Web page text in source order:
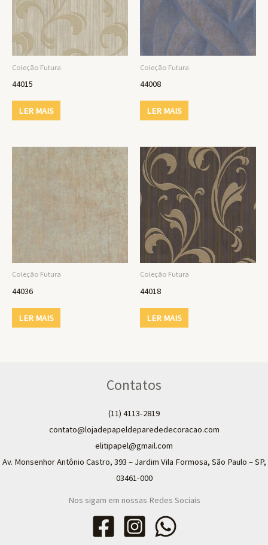
Coleção Futura
44015
LER MAIS
Coleção Futura
44008
LER MAIS
Coleção Futura
44036
LER MAIS
Coleção Futura
44018
LER MAIS
Contatos
(11) 4113-2819
contato@lojadepapeldeparededecoracao.com
elitipapel@gmail.com​
Av. Monsenhor Antônio Castro, 393 – Jardim Vila Formosa, São Paulo – SP,
03461-000
Nos sigam em nossas Redes Sociais